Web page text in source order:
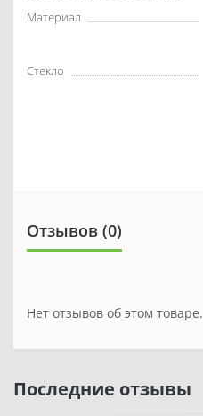
Материал
Стекло
Отзывов (0)
Нет отзывов об этом товаре.
Последние отзывы